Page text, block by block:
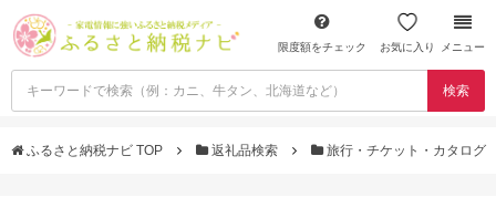
限度額をチェック お気に入り メニュー
検索
ふるさと納税ナビ TOP 返礼品検索 旅行・チケット・カタログ